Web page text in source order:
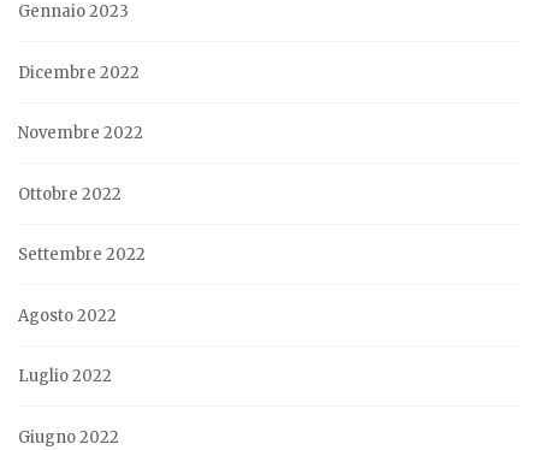
Gennaio 2023
Dicembre 2022
Novembre 2022
Ottobre 2022
Settembre 2022
Agosto 2022
Luglio 2022
Giugno 2022